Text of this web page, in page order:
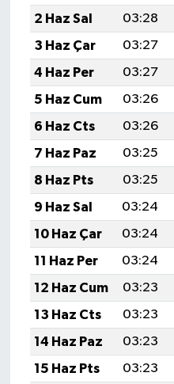
2 Haz Sal
03:28
3 Haz Çar
03:27
4 Haz Per
03:27
5 Haz Cum
03:26
6 Haz Cts
03:26
7 Haz Paz
03:25
8 Haz Pts
03:25
9 Haz Sal
03:24
10 Haz Çar
03:24
11 Haz Per
03:24
12 Haz Cum
03:23
13 Haz Cts
03:23
14 Haz Paz
03:23
15 Haz Pts
03:23